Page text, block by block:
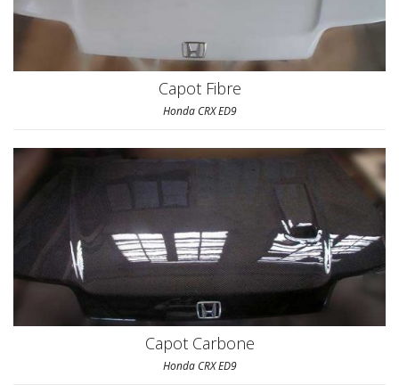
Capot Fibre
Honda CRX ED9
Capot Carbone
Honda CRX ED9